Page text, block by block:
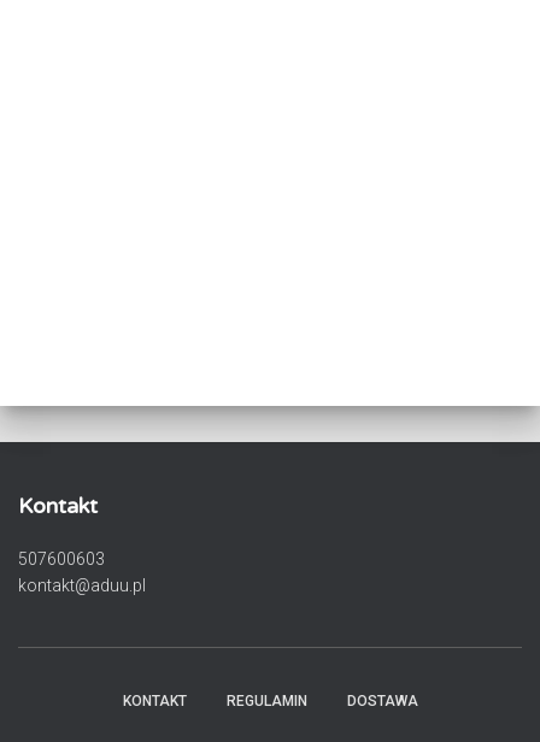
Kontakt
507600603
kontakt@aduu.pl
KONTAKT REGULAMIN DOSTAWA